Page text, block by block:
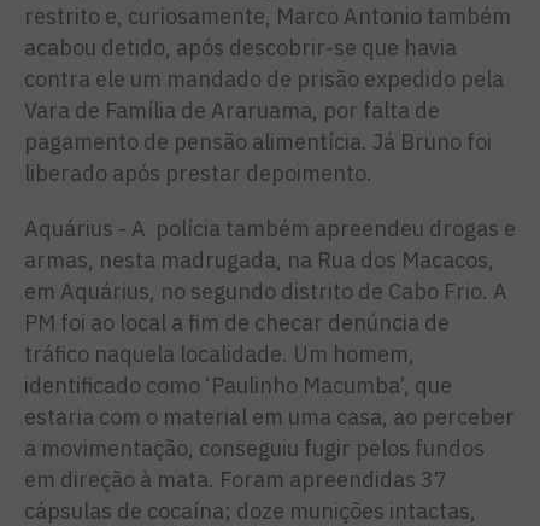
restrito e, curiosamente, Marco Antonio também
acabou detido, após descobrir-se que havia
contra ele um mandado de prisão expedido pela
Vara de Família de Araruama, por falta de
pagamento de pensão alimentícia. Já Bruno foi
liberado após prestar depoimento.
Aquárius - A polícia também apreendeu drogas e
armas, nesta madrugada, na Rua dos Macacos,
em Aquárius, no segundo distrito de Cabo Frio. A
PM foi ao local a fim de checar denúncia de
tráfico naquela localidade. Um homem,
identificado como ‘Paulinho Macumba’, que
estaria com o material em uma casa, ao perceber
a movimentação, conseguiu fugir pelos fundos
em direção à mata. Foram apreendidas 37
cápsulas de cocaína; doze munições intactas,